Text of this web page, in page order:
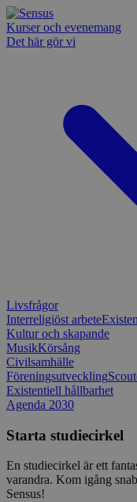
Kurser och evenemang
Det här gör vi
Livsfrågor
Interreligiöst arbete
Kultur och skapande
MusikKörsång
Civilsamhälle
Föreningsutveckling
Existentiell hållbarhet
Agenda 2030
Starta studiecirkel
En studiecirkel är ett
varandra. Kom igång
Sensus!